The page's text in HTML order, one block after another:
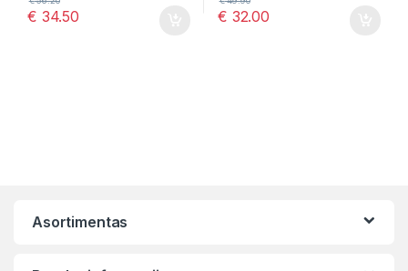
€ 34.50 € 32.00
Asortimentas